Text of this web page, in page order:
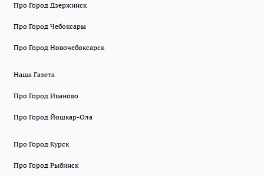
Про Город Дзержинск
Про Город Чебоксары
Про Город Новочебоксарск
Наша Газета
Про Город Иваново
Про Город Йошкар-Ола
Про Город Курск
Про Город Рыбинск